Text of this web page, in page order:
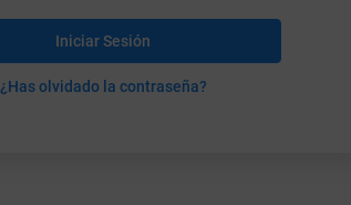
Iniciar Sesión
¿Has olvidado la contraseña?